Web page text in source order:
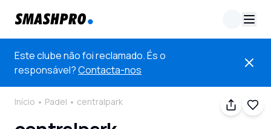
Este clube não foi reclamado. És o
responsável?Contacta-nos
Início Padel centralpark